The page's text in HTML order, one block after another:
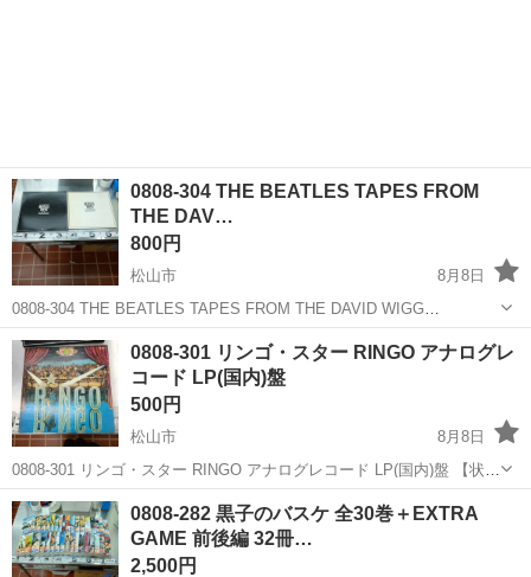
0808-304 THE BEATLES TAPES FROM
THE DAV…
800円
松山市
8月8日
0808-304 THE BEATLES TAPES FROM THE DAVID WIGG
INTERVIEWS アナログレコード LP(国内)盤 【状態】 ・使用に伴う多
少のスレ、キズ、落としきれない汚れなど...
愛媛 松山市 レコード
0808-301 リンゴ・スター RINGO アナログレ
コード LP(国内)盤
500円
松山市
8月8日
0808-301 リンゴ・スター RINGO アナログレコード LP(国内)盤 【状
態】 ・使用に伴う多少のスレ、キズ、落としきれない汚れなどござい
ます ・詳細は現地でご確認ください ・お値引きは出来かねま...
愛媛 松山市 リンゴ
0808-282 黒子のバスケ 全30巻＋EXTRA
GAME 前後編 32冊…
2,500円